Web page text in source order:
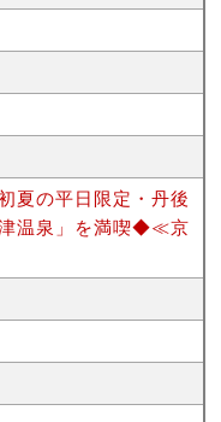
夏の平日限定・丹後
津温泉」を満喫◆≪京